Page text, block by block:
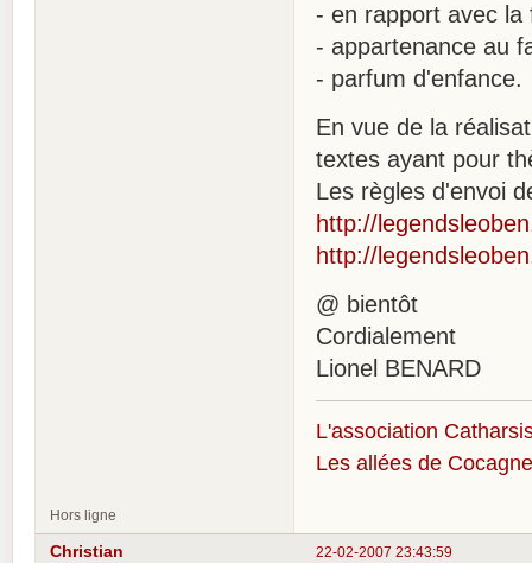
- en rapport avec
- appartenance au
- parfum d'enfance.
En vue de la
textes ayant pour
Les règles d'envoi
http://
http://
@ bientôt
Cordialement
Lionel BENARD
L'association
Les allées de
Hors ligne
22-02-2007 23:43:59
Christian